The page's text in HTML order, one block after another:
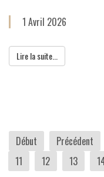
1 Avril 2026
Lire la suite...
Début Précédent
11
12 13